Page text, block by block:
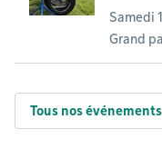
Samedi
Grand
Tous nos événements